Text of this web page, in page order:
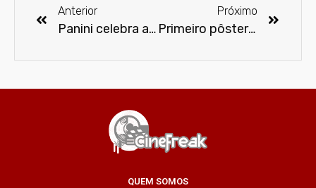
Anterior
Panini celebra aniversário de 30 anos da Arlequina com evento no Playcenter Family
Próximo
Primeiro pôster e trailer de Homem-Formiga e Vespa: Quantumania
QUEM SOMOS